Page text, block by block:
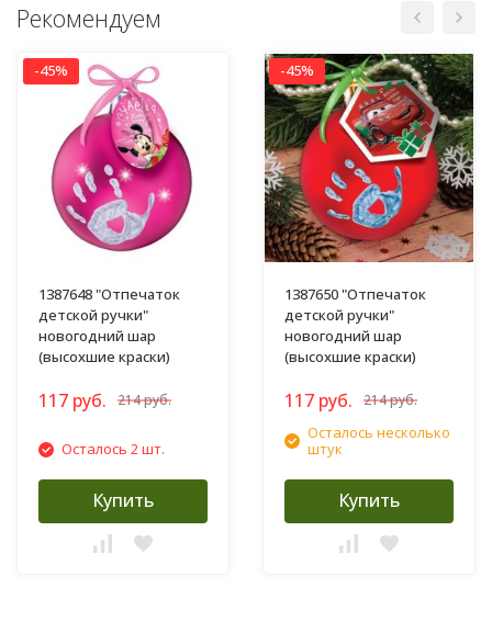
Рекомендуем
-45%
1387648 "Отпечаток
детской ручки"
новогодний шар
(высохшие краски)
117 руб. 214 руб.
Осталось 2 шт.
Купить
-45%
1387650 "Отпечаток
детской ручки"
новогодний шар
(высохшие краски)
117 руб. 214 руб.
Осталось несколько
штук
Купить